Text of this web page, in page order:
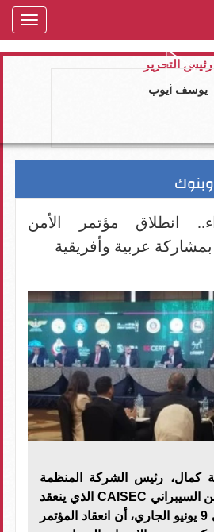
رئيس التحرير
يوسف ايوب
5 وزراء.. انطلاق مؤتمر الأمن
كمال، رئيس الشركة المنظمة
لمعرض ومؤتمر الأمن السيبراني CAISEC الذي ينعقد
في الفترة من 8 إلى 9 يونيو الجاري، أن انعقاد المؤتمر